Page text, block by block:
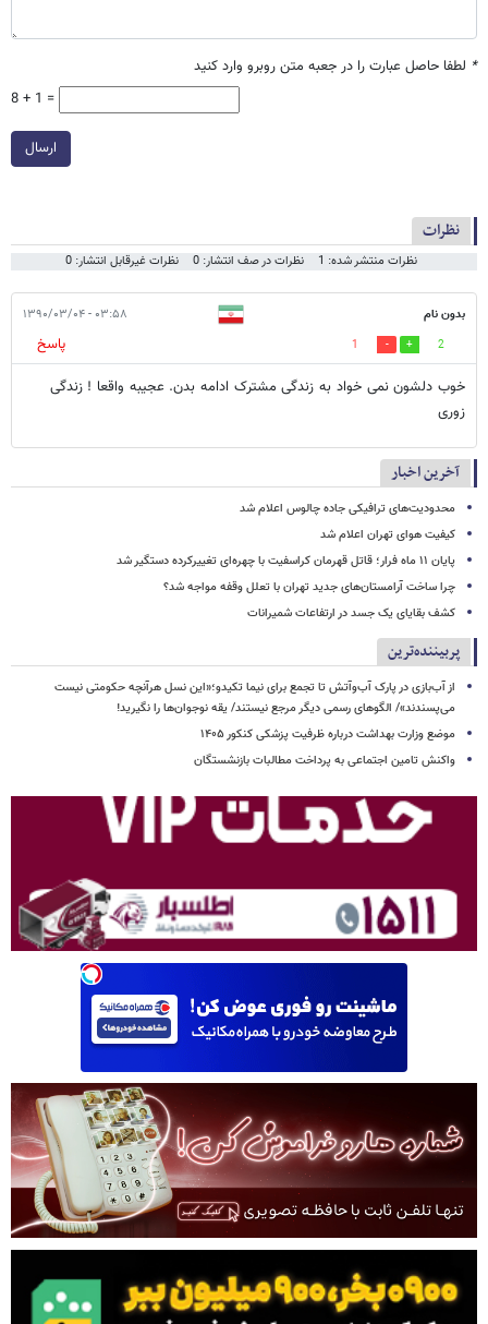
* لطفا حاصل عبارت را در جعبه متن روبرو وارد کنید
8 + 1 =
ارسال
نظرات
نظرات منتشر شده: 1 نظرات در صف انتشار: 0 نظرات غیرقابل انتشار: 0
بدون نام ۰۳:۵۸ - ۱۳۹۰/۰۳/۰۴
2
1
پاسخ
خوب دلشون نمی خواد به زندگی مشترک ادامه بدن. عجیبه واقعا ! زندگی
زوری
آخرین اخبار
محدودیت‌های ترافیکی جاده چالوس اعلام شد
کیفیت هوای تهران اعلام شد
پایان ۱۱ ماه فرار؛ قاتل قهرمان کراسفیت با چهره‌ای تغییرکرده دستگیر شد
چرا ساخت آرامستان‌های جدید تهران با تعلل وقفه مواجه شد؟
کشف بقایای یک جسد در ارتفاعات شمیرانات
پربیننده‌ترین
از آب‌بازی در پارک آب‌وآتش تا تجمع برای نیما تکیدو؛«این نسل هرآنچه حکومتی نیست
می‌پسندند»/ الگوهای رسمی دیگر مرجع نیستند/ یقه نوجوان‌ها را نگیرید!
موضع وزارت بهداشت درباره ظرفیت پزشکی کنکور ۱۴۰۵
واکنش تامین اجتماعی به پرداخت مطالبات بازنشستگان